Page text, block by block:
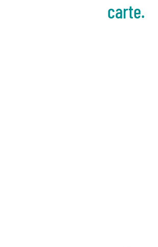
carte.